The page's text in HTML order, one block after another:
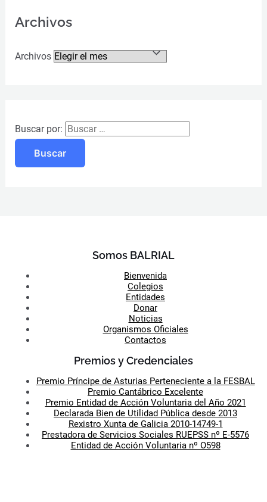
Archivos
Archivos
Buscar por:
Somos BALRIAL
Bienvenida
Colegios
Entidades
Donar
Noticias
Organismos Oficiales
Contactos
Premios y Credenciales
Premio Príncipe de Asturias Perteneciente a la FESBAL
Premio Cantábrico Excelente
Premio Entidad de Acción Voluntaria del Año 2021
Declarada Bien de Utilidad Pública desde 2013
Rexistro Xunta de Galicia 2010-14749-1
Prestadora de Servicios Sociales RUEPSS nº E-5576
Entidad de Acción Voluntaria nº O598